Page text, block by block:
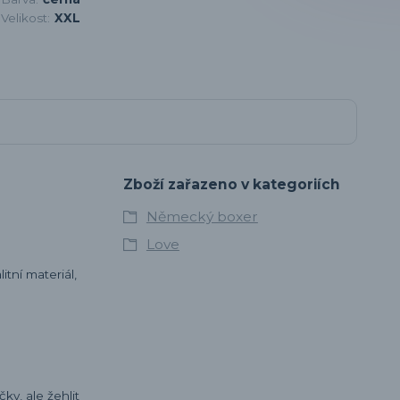
Velikost: XXL
materiál,
ale žehlit
Zboží zařazeno v kategoriích
Německý boxer
Love